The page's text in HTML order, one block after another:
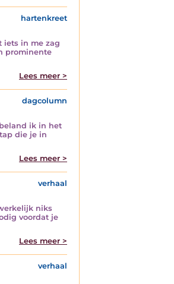
hartenkreet
iets in me zag
prominente
Lees meer >
dagcolumn
ik in het
die je in
Lees meer >
verhaal
niks
voordat je
Lees meer >
verhaal